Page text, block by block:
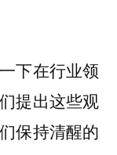
下在行业领
提出这些观
保持清醒的